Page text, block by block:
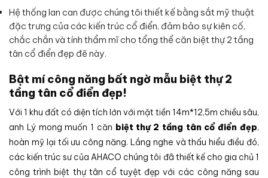
Hệ thống lan can được chúng tôi thiết kế bằng sắt mỹ thuật
đặc trưng của các kiến trúc cổ điển, đảm bảo sự kiên cố,
chắc chắn và tính thẩm mĩ cho tổng thể căn biệt thự 2 tầng
tân cổ điển đẹp đẽ này.
Bật mí công năng bất ngờ mẫu biệt thự 2
tầng tân cổ điển đẹp!
Với 1 khu đất có diện tích lớn với mặt tiền 14m*12,5m chiều sâu,
anh Lý mong muốn 1 căn biệt thự 2 tầng tân cổ điển đẹp,
hoàn mỹ lại tối ưu công năng. Lắng nghe và thấu hiểu điều đó,
các kiến trúc sư của AHACO chúng tôi đã thiết kế cho gia chủ 1
công trình biệt thự tân cổ tuyệt đẹp với các công năng sau